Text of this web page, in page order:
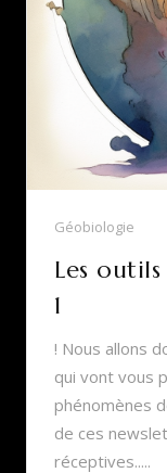
Géobiologie
Les
1
! Nous allons
qui vont vous
phénomènes
de ces
réceptives.....